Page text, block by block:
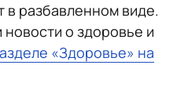
в разбавленном виде.
о здоровье и
«Здоровье» на